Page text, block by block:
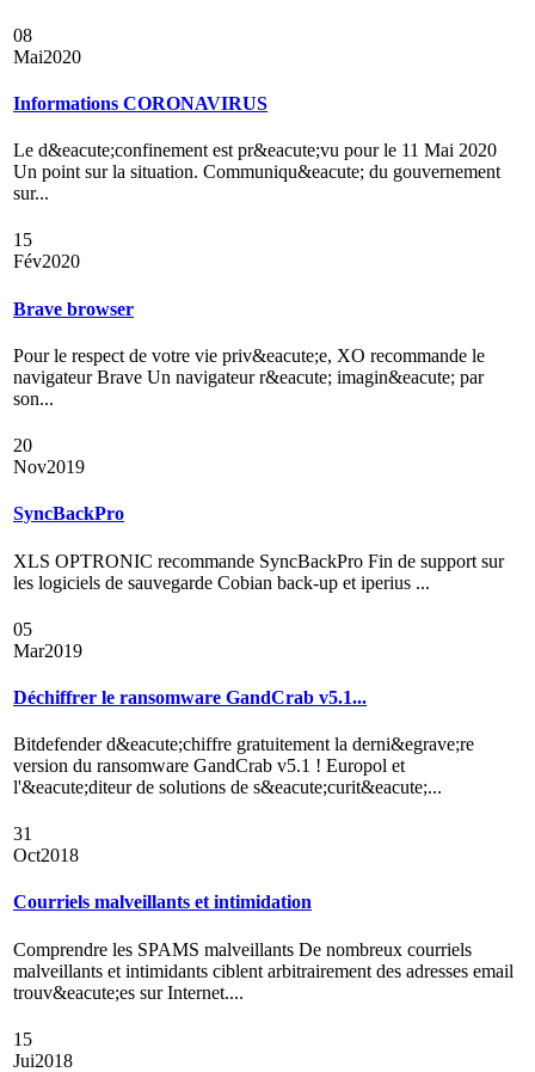
08
Mai2020
Informations CORONAVIRUS
Le d&eacute;confinement est pr&eacute;vu pour le 11 Mai 2020
Un point sur la situation. Communiqu&eacute; du gouvernement
sur...
15
Fév2020
Brave browser
Pour le respect de votre vie priv&eacute;e, XO recommande le
navigateur Brave Un navigateur r&eacute; imagin&eacute; par
son...
20
Nov2019
SyncBackPro
XLS OPTRONIC recommande SyncBackPro Fin de support sur
les logiciels de sauvegarde Cobian back-up et iperius ...
05
Mar2019
Déchiffrer le ransomware GandCrab v5.1...
Bitdefender d&eacute;chiffre gratuitement la derni&egrave;re
version du ransomware GandCrab v5.1 ! Europol et
l'&eacute;diteur de solutions de s&eacute;curit&eacute;...
31
Oct2018
Courriels malveillants et intimidation
Comprendre les SPAMS malveillants De nombreux courriels
malveillants et intimidants ciblent arbitrairement des adresses email
trouv&eacute;es sur Internet....
15
Jui2018